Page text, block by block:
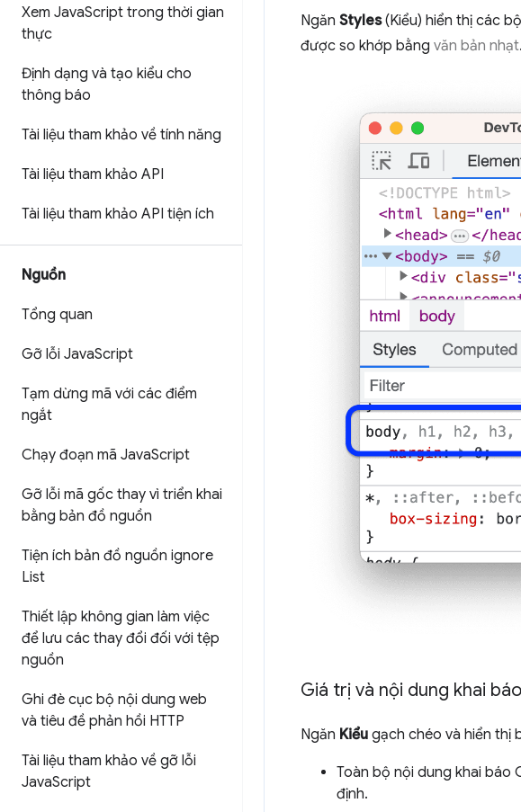
Xem JavaScript trong thời gian
thực
Định dạng và tạo kiểu cho
thông báo
Tài liệu tham khảo về tính năng
Tài liệu tham khảo API
Tài liệu tham khảo API tiện ích
Nguồn
Tổng quan
Gỡ lỗi JavaScript
Tạm dừng mã với các điểm
ngắt
Chạy đoạn mã JavaScript
Gỡ lỗi mã gốc thay vì triển khai
bằng bản đồ nguồn
Tiện ích bản đồ nguồn ignore
List
Thiết lập không gian làm việc
để lưu các thay đổi đối với tệp
nguồn
Ghi đè cục bộ nội dung web
và tiêu đề phản hồi HTTP
Tài liệu tham khảo về gỡ lỗi
JavaScript
Ngăn Styles(Kiểu) hiển thị các
được so khớp bằng văn bản nhạt.
Giá trị và nội dung khai
Ngăn Kiểu gạch chéo và hiển thị
Toàn bộ nội dung khai báo
định.